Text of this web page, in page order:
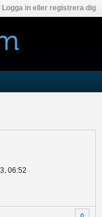
Logga in eller registrera dig
06:52
0